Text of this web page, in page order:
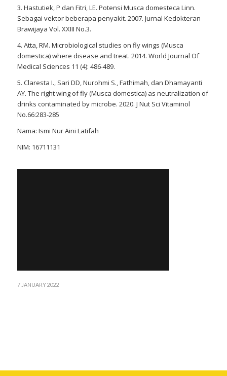
3. Hastutiek, P dan Fitri, LE. Potensi Musca domesteca Linn.
Sebagai vektor beberapa penyakit. 2007. Jurnal Kedokteran
Brawijaya Vol. XXIII No.3.
4. Atta, RM. Microbiological studies on fly wings (Musca
domestica) where disease and treat. 2014. World Journal Of
Medical Sciences 11 (4): 486-489.
5. Claresta I., Sari DD, Nurohmi S., Fathimah, dan Dhamayanti
AY. The right wing of fly (Musca domestica) as neutralization of
drinks contaminated by microbe. 2020. J Nut Sci Vitaminol
No.66:283-285
Nama: Ismi Nur Aini Latifah
NIM: 16711131
7 JANUARY 2022